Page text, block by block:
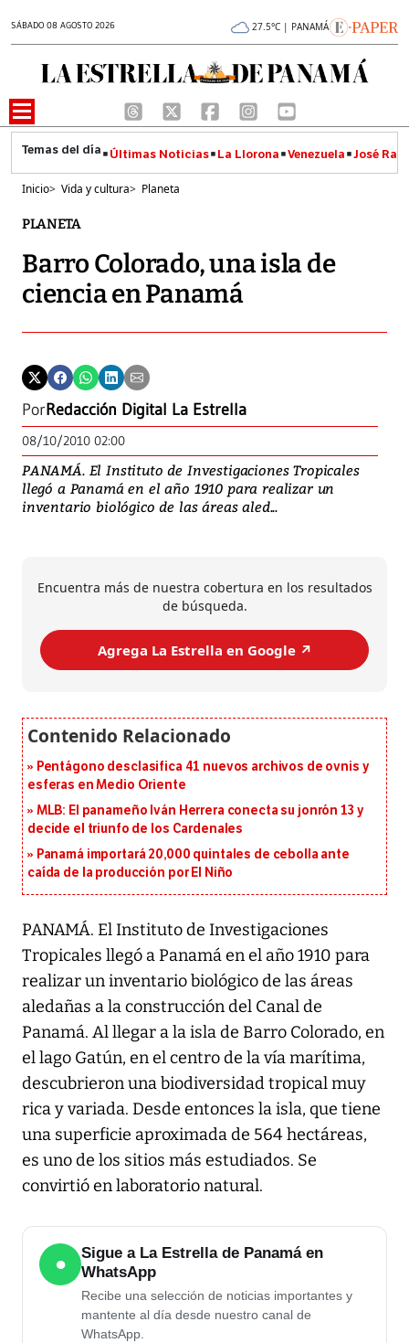
SÁBADO 08 AGOSTO 2026 27.5°C | PANAMÁ
Últimas Noticias La Llorona Venezuela José
Inicio> Vida y cultura> Planeta
PLANETA
Barro Colorado, una isla de
ciencia en Panamá
PorRedacción Digital La Estrella
08/10/2010 02:00
PANAMÁ. El Instituto de Investigaciones Tropicales
llegó a Panamá en el año 1910 para realizar un
inventario biológico de las áreas aled...
Encuentra más de nuestra cobertura en los resultados
de búsqueda.
Agrega La Estrella en Google ↗️
Pentágono desclasifica 41 nuevos archivos de ovnis y
esferas en Medio Oriente
MLB: El panameño Iván Herrera conecta su jonrón 13 y
decide el triunfo de los Cardenales
Panamá importará 20,000 quintales de cebolla ante
caída de la producción por El Niño
PANAMÁ. El Instituto de Investigaciones
Tropicales llegó a Panamá en el año 1910 para
realizar un inventario biológico de las áreas
aledañas a la construcción del Canal de
Panamá. Al llegar a la isla de Barro Colorado, en
el lago Gatún, en el centro de la vía marítima,
descubrieron una biodiversidad tropical muy
rica y variada. Desde entonces la isla, que tiene
una superficie aproximada de 564 hectáreas,
es uno de los sitios más estudiados. Se
convirtió en laboratorio natural.
●
Sigue a La Estrella de Panamá en
WhatsApp
Recibe una selección de noticias importantes y
mantente al día desde nuestro canal de
WhatsApp.